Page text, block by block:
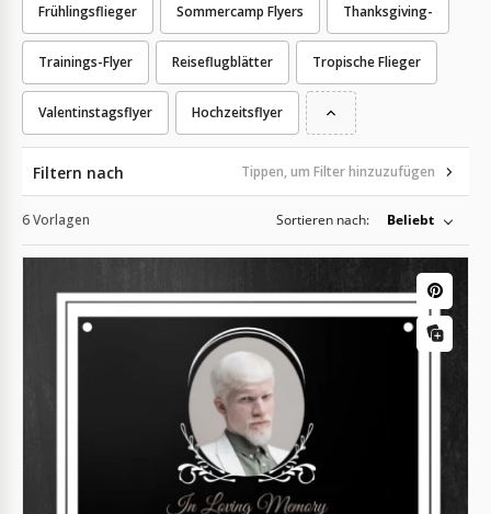
Frühlingsflieger Sommercamp Flyers Thanksgiving-
Trainings-Flyer Reiseflugblätter Tropische Flieger
Valentinstagsflyer Hochzeitsflyer
Filtern nach Tippen, um Filter hinzuzufügen
6 Vorlagen Sortieren nach: Beliebt